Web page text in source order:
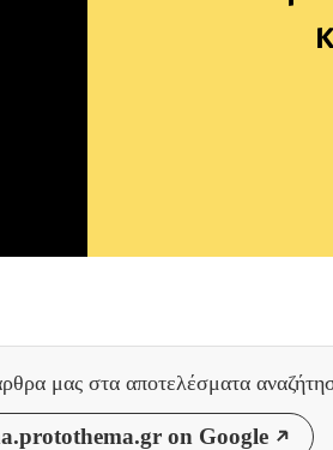
μας στα αποτελέσματα
on Google